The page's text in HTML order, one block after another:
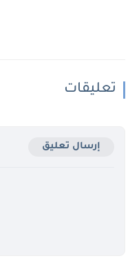
تعليقات
إرسال تعليق